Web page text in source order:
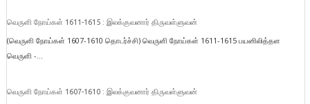
வெருளி நோய்கள் 1611-1615 : இலக்குவனார் திருவள்ளுவன்
(வெருளி நோய்கள் 1607-1610 தொடர்ச்சி) வெருளி நோய்கள் 1611-1615 பயனிலித்தள
வெருளி -...
வெருளி நோய்கள் 1607-1610 : இலக்குவனார் திருவள்ளுவன்